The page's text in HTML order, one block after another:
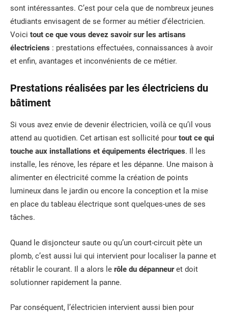
sont intéressantes. C’est pour cela que de nombreux jeunes
étudiants envisagent de se former au métier d’électricien.
Voici tout ce que vous devez savoir sur les artisans
électriciens : prestations effectuées, connaissances à avoir
et enfin, avantages et inconvénients de ce métier.
Prestations réalisées par les électriciens du
bâtiment
Si vous avez envie de devenir électricien, voilà ce qu’il vous
attend au quotidien. Cet artisan est sollicité pour tout ce qui
touche aux installations et équipements électriques. Il les
installe, les rénove, les répare et les dépanne. Une maison à
alimenter en électricité comme la création de points
lumineux dans le jardin ou encore la conception et la mise
en place du tableau électrique sont quelques-unes de ses
tâches.
Quand le disjoncteur saute ou qu’un court-circuit pète un
plomb, c’est aussi lui qui intervient pour localiser la panne et
rétablir le courant. Il a alors le rôle du dépanneuret doit
solutionner rapidement la panne.
Par conséquent, l’électricien intervient aussi bien pour